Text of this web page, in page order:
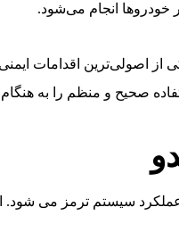
خودروها انجام می‌شود.
از اصولی‌ترین اقدامات
صحیح و منظم را به
عملکرد سیستم ترمز می